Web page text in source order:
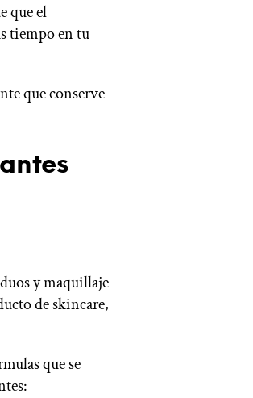
que el
tiempo en tu
que conserve
y maquillaje
de skincare,
que se